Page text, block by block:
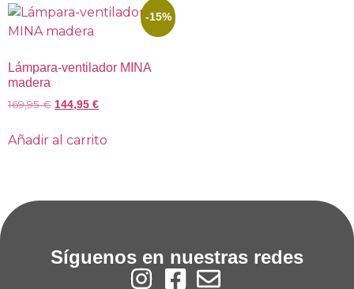
-15%
Lámpara-ventilador MINA
madera
169,95€ 144,95 €
Añadir al carrito
Síguenos en nuestras redes